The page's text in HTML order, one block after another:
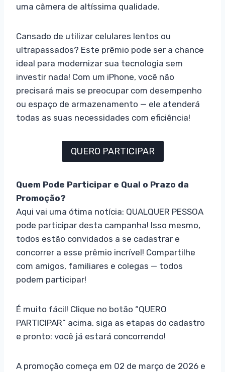
uma câmera de altíssima qualidade.
Cansado de utilizar celulares lentos ou
ultrapassados? Este prêmio pode ser a chance
ideal para modernizar sua tecnologia sem
investir nada! Com um iPhone, você não
precisará mais se preocupar com desempenho
ou espaço de armazenamento — ele atenderá
todas as suas necessidades com eficiência!
QUERO PARTICIPAR
Quem Pode Participar e Qual o Prazo da
Promoção?
Aqui vai uma ótima notícia: QUALQUER PESSOA
pode participar desta campanha! Isso mesmo,
todos estão convidados a se cadastrar e
concorrer a esse prêmio incrível! Compartilhe
com amigos, familiares e colegas — todos
podem participar!
É muito fácil! Clique no botão “QUERO
PARTICIPAR” acima, siga as etapas do cadastro
e pronto: você já estará concorrendo!
A promoção começa em 02 de março de 2026 e